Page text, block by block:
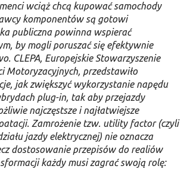
wciąż chcą kupować samochody
komponentów są gotowi
publiczna powinna wspierać
by mogli poruszać się efektywnie
CLEPA, Europejskie Stowarzyszenie
Motoryzacyjnych, przedstawiło
jak zwiększyć wykorzystanie napędu
plug-in, tak aby przejazdy
najczęstsze i najłatwiejsze
Zamrożenie tzw. utility factor (czyli
jazdy elektrycznej) nie oznacza
dostosowanie przepisów do realiów
każdy musi zagrać swoją rolę: